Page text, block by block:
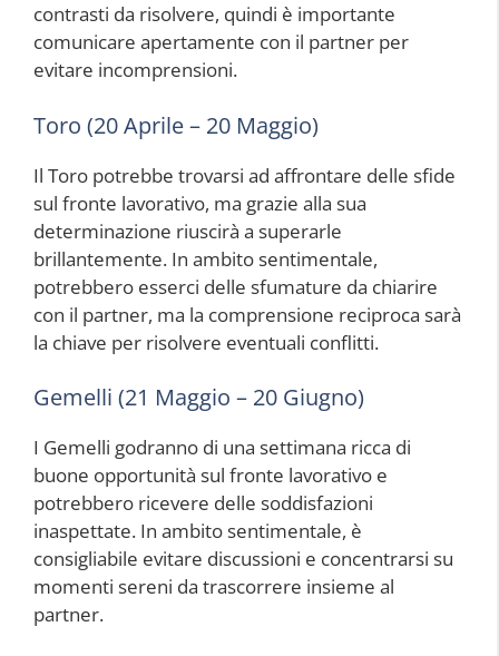
contrasti da risolvere, quindi è importante
comunicare apertamente con il partner per
evitare incomprensioni.
Toro (20 Aprile – 20 Maggio)
Il Toro potrebbe trovarsi ad affrontare delle sfide
sul fronte lavorativo, ma grazie alla sua
determinazione riuscirà a superarle
brillantemente. In ambito sentimentale,
potrebbero esserci delle sfumature da chiarire
con il partner, ma la comprensione reciproca sarà
la chiave per risolvere eventuali conflitti.
Gemelli (21 Maggio – 20 Giugno)
I Gemelli godranno di una settimana ricca di
buone opportunità sul fronte lavorativo e
potrebbero ricevere delle soddisfazioni
inaspettate. In ambito sentimentale, è
consigliabile evitare discussioni e concentrarsi su
momenti sereni da trascorrere insieme al
partner.